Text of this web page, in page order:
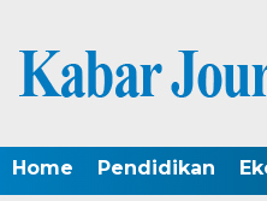
Home Pendidikan